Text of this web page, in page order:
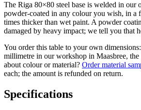
The Riga 80×80 steel base is welded in our
powder-coated in any colour you wish, in a
times thicker than wet paint. A powder
damaged by heavy impact; we tell you that
You order this table to your own
millimetre in our workshop in Maasbree,
about colour or material? Order material
each; the amount is refunded on return.
Specifications